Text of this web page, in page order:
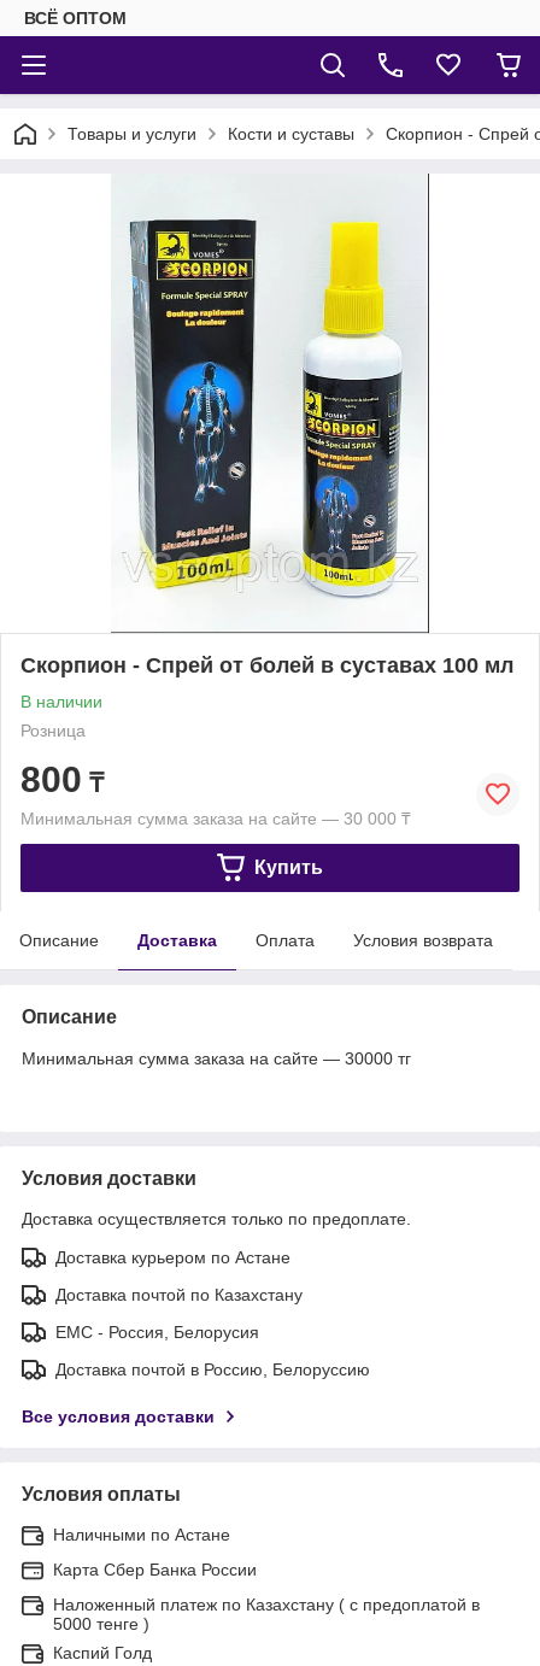
ВСЁ ОПТОМ
Товары и услуги Кости и суставы Скорпион - Спрей
Скорпион - Спрей от болей в суставах 100 мл
В наличии
Розница
800 ₸
Минимальная сумма заказа на сайте — 30 000 ₸
Купить
Описание Доставка Оплата Условия возврата
Описание
Минимальная сумма заказа на сайте — 30000 тг
Условия доставки
Доставка осуществляется только по предоплате.
Доставка курьером по Астане
Доставка почтой по Казахстану
ЕМС - Россия, Белорусия
Доставка почтой в Россию, Белоруссию
Все условия доставки
Условия оплаты
Наличными по Астане
Карта Сбер Банка России
Наложенный платеж по Казахстану ( с предоплатой в
5000 тенге )
Каспий Голд